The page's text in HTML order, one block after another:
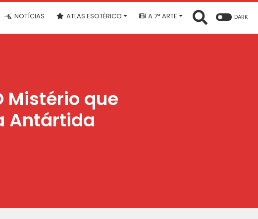
NOTÍCIAS ATLAS ESOTÉRICO A 7ª ARTE DARK
Mistério que
Antártida